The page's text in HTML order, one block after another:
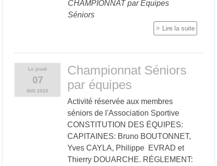
CHAMPIONNAT par Equipes
Séniors
Lire la suite
Le jeudi
07
MAI 2026
Championnat Séniors
par équipes
Activité réservée aux membres
séniors de l'Association Sportive
CONSTITUTION DES ÉQUIPES:
CAPITAINES: Bruno BOUTONNET,
Yves CAYLA, Philippe EVRAD et
Thierry DOUARCHE. RÉGLEMENT: